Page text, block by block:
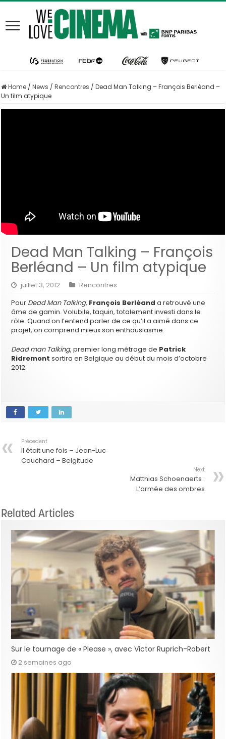
Home / News / Rencontres / Dead Man Talking – François Berléand –
Un film atypique
Dead Man Talking – François
Berléand – Un film atypique
juillet 3, 2012
Rencontres
Pour Dead Man Talking, François Berléand a retrouvé une
âme de gamin. Volubile, taquin, totalement investi dans le
rôle. Quand on l’entend parler de ce qu’il a aimé dans ce
projet, on comprend mieux son enthousiasme.
Dead man Talking, premier long métrage de Patrick
Ridremontsortira en Belgique au début du mois d’octobre
2012.
Précedent
Il était une fois – Jean-Luc
Couchard – Belgitude
Next
Matthias Schoenaerts :
L’armée des ombres
Related Articles
Sur le tournage de « Please », avec Victor Ruprich-Robert
2 semaines ago